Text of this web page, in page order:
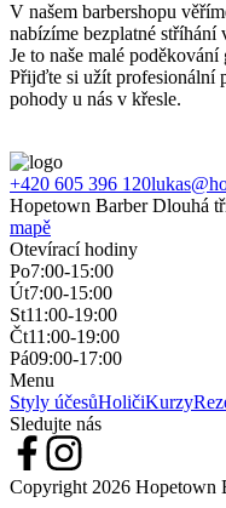
V našem barbershopu
nabízíme bezplatné stříhání
Je to naše malé
Přijďte si užít profesionální
pohody u nás v křesle.
+420 605 396 120
Hopetown BarberDlouhá
mapě
Otevírací hodiny
Po7:00-15:00
Út7:00-15:00
St11:00-19:00
Čt11:00-19:00
Pá09:00-17:00
Menu
Styly účesůHoličiKurzy
Sledujte nás
Copyright 2026 Hopetown